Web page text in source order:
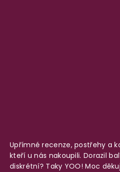
Upřímné recenze, postřehy a
kteří u nás nakoupili. Dorazil
diskrétní? Taky YOO! Moc